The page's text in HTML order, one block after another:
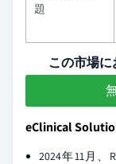
題
この市場
eClinical
2024年11月、